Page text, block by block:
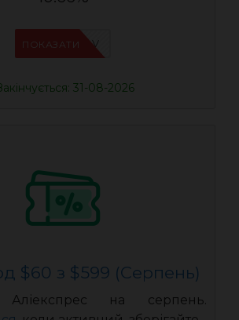
IFPHE6DV
ПОКАЗАТИ
31-08-2026
$60 з $599 (Серпень)
на серпень.